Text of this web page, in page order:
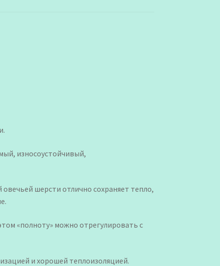
износоустойчивый,
шерсти отлично сохраняет тепло,
«полноту» можно отрегулировать с
и хорошей теплоизоляцией.